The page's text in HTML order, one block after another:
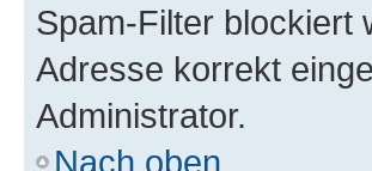
Spam-Filter blockiert
Adresse korrekt
Administrator.
Nach oben